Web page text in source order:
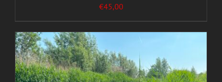
€45,00